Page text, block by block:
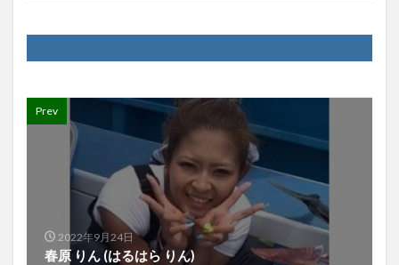
Prev
2022年9月24日
春原 りん (はるはら りん)